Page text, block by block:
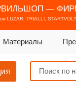
—
LUZAR, TRIALLI,
Материалы